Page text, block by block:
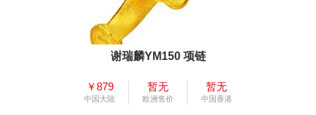
谢瑞麟YM150 项链
￥879
中国大陆
暂无
欧洲售价
暂无
中国香港